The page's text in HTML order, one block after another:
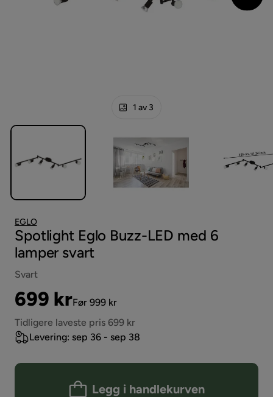
1 av 3
EGLO
Spotlight Eglo Buzz-LED med 6
lamper svart
Svart
Pris
699 kr
Original
Pris
Før 999 kr
Tidligere laveste pris 699 kr
Levering: sep 36 - sep 38
Legg i handlekurven